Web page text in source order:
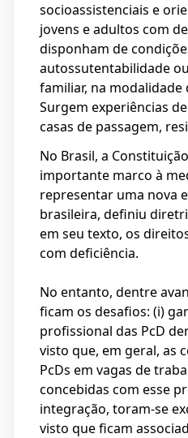
socioassistenciais e
jovens e adultos com
disponham de
autossutentabilidade
familiar, na modalidade
Surgem experiências
casas de passagem,
No Brasil, a
importante marco à
representar uma nova
brasileira, definiu
em seu texto, os
com deficiência.
No entanto, dentre
ficam os desafios: (i)
profissional das PcD
visto que, em geral, as
PcDs em vagas de
concebidas com esse
integração, toram-se
visto que ficam